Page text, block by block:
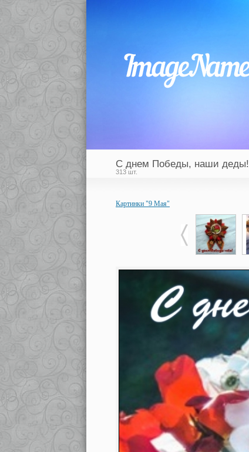
С днем Победы, наши деды!
313 шт.
Картинки "9 Мая"